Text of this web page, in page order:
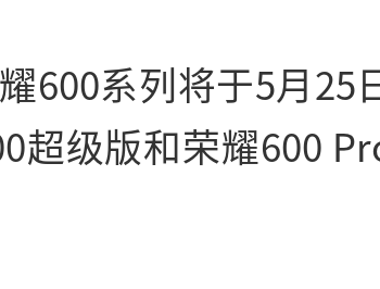
600系列将于5月25
超级版和荣耀600